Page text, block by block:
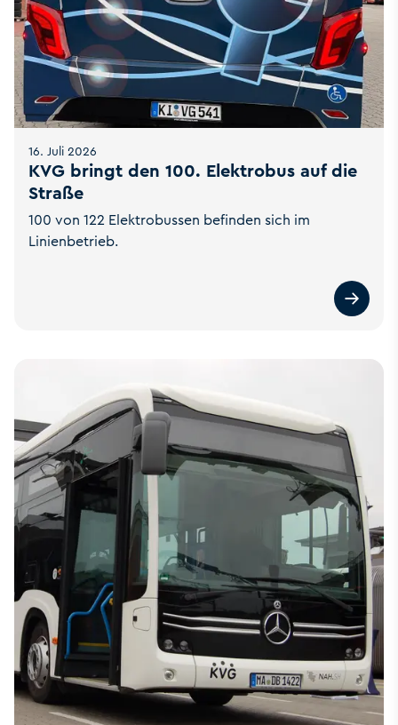
KVG bringt den 100. Elektrobus auf die
Straße
16. Juli 2026
100 von 122 Elektrobussen befinden sich im
Linienbetrieb.